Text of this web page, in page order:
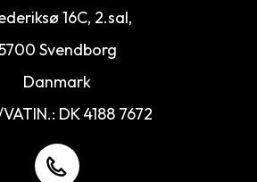
16C, 2.sal,
Svendborg
Danmark
DK 4188 7672